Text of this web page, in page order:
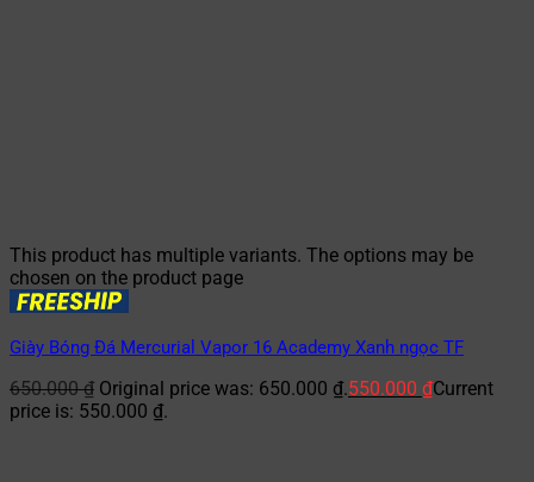
This product has multiple variants. The options may be
chosen on the product page
Giày Bóng Đá Mercurial Vapor 16 Academy Xanh ngọc TF
650.000₫ Original price was: 650.000 ₫.550.000 ₫Current
price is: 550.000 ₫.